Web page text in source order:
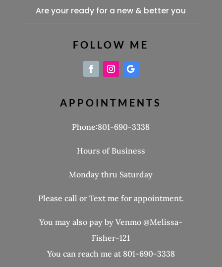
Are your ready for a new & better you
FOLLOW ME
APPOINTMENTS
Phone:801-690-3338
Hours of Business
Monday thru Saturday
Please call or Text me for appointment.
You may also pay by Venmo @Melissa-
Fisher-121
You can reach me at 801-690-3338